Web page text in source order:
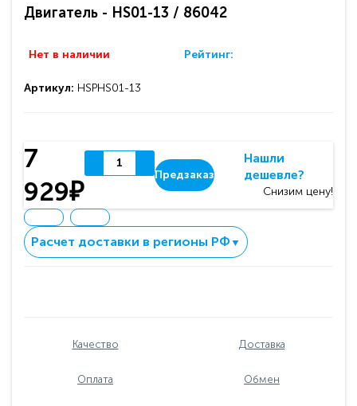
Двигатель - HS01-13 / 86042
Нет в наличии Рейтинг:
Артикул: HSPHS01-13
7
929₽
Предзаказ
Нашли
дешевле?
Снизим цену!
Расчет доставки в регионы РФ ▼
Качество Доставка
Оплата Обмен